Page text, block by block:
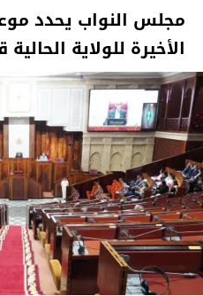
مجلس النواب يحدد
الأخيرة للولاية الحالية